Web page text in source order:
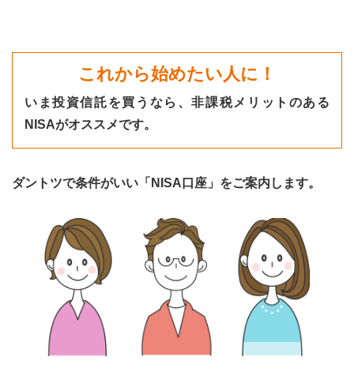
これから始めたい人に！
いま投資信託を買うなら、非課税メリットのある
NISAがオススメです。
ダントツで条件がいい「NISA口座」をご案内します。